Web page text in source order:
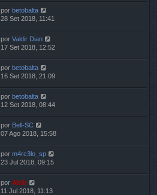
por betobalta
28 Set 2018, 11:41
por Valdir Dian
17 Set 2018, 12:52
por betobalta
16 Set 2018, 21:09
por betobalta
12 Set 2018, 08:44
por Bell-SC
07 Ago 2018, 15:58
por m4rc3lo_sp
23 Jul 2018, 09:15
por Abib
11 Jul 2018, 11:13